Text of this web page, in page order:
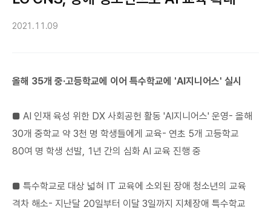
2021.11.09
올해 35개 중·고등학교에 이어 특수학교에 'AI지니어스' 실시
■ AI 인재 육성 위한 DX 사회공헌 활동 'AI지니어스' 운영- 올해
30개 중학교 약 3천 명 학생들에게 교육- 연초 5개 고등학교
80여 명 학생 선발, 1년 간의 심화 AI 교육 진행 중
■ 특수학교로 대상 넓혀 IT 교육에 소외된 장애 청소년의 교육
격차 해소- 지난달 20일부터 이달 3일까지 지체장애 특수학교